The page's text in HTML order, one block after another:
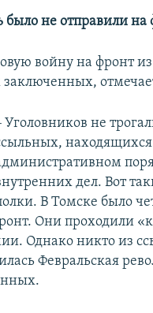
было не отправили на
войну на фронт
заключенных,
Уголовников не
находящихся
дел. Вот
В Томске было
Они проходили
Однако никто из
Февральская